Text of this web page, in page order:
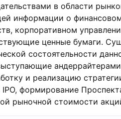
в области
информации о
корпоративном
ценные бумаги.
состоятельности
и реализацию
формирование
рыночной стоимости